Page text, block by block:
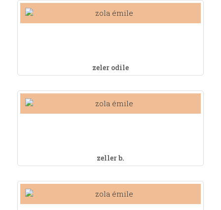
zeler odile
zeller b.